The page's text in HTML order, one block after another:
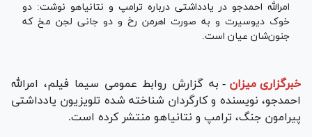
امرالله احمدجو در یادداشتی درباره ترامپ و نتانیاهو نوشت: دو
خوک دیوسیرت و به صورت اهرمن رخ و دو جانی لجن مخ که
جنون‌شان عیان است.
خبرگزاری میزان - به گزارش روابط عمومی سیما فیلم، امرالله
احمدجو، نویسنده و کارگردان شناخته شده تلویزیون یادداشتی
پیرامون جنگ، ترامپ و نتانیاهو منتشر کرده است.